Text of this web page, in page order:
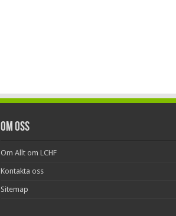
Om oss
Om Allt om LCHF
Kontakta oss
Sitemap